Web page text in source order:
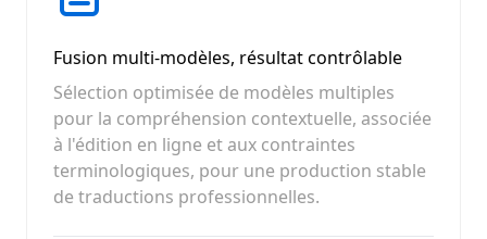
Fusion multi-modèles, résultat contrôlable
Sélection optimisée de modèles multiples
pour la compréhension contextuelle, associée
à l'édition en ligne et aux contraintes
terminologiques, pour une production stable
de traductions professionnelles.